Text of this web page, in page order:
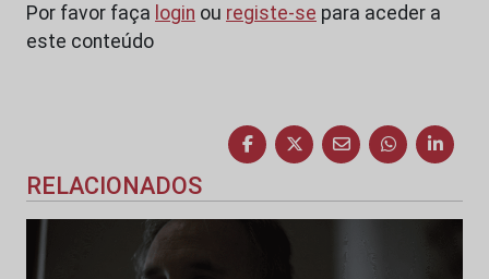
Por favor faça login ou registe-se para aceder a
este conteúdo
RELACIONADOS